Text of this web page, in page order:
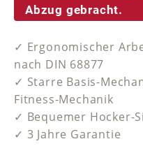
Abzug gebracht.
✓ Ergonomischer
nach DIN 68877
✓ Starre Basis-
Fitness-Mechanik
✓ Bequemer Hocker-
✓ 3 Jahre Garantie